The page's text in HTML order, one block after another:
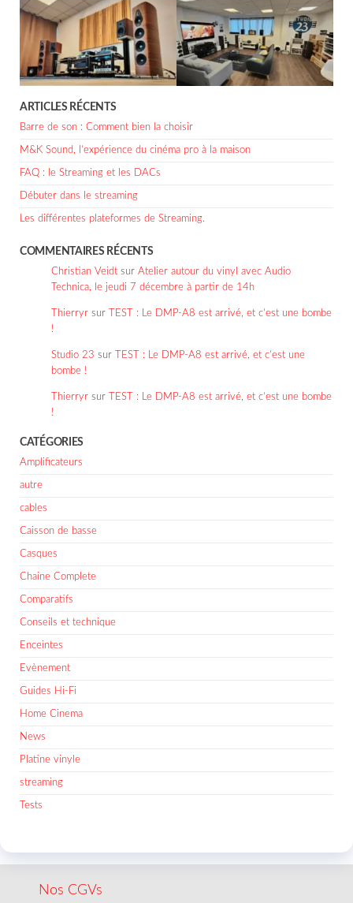
ARTICLES RÉCENTS
Barre de son : Comment bien la choisir
M&K Sound, l’expérience du cinéma pro à la maison
FAQ : le Streaming et les DACs
Débuter dans le streaming
Les différentes plateformes de Streaming.
COMMENTAIRES RÉCENTS
Christian Veidt sur Atelier autour du vinyl avec Audio
Technica, le jeudi 7 décembre à partir de 14h
Thierryr sur
TEST : Le DMP-A8 est arrivé, et c’est une bombe
!
Studio 23 sur
TEST : Le DMP-A8 est arrivé, et c’est une
bombe !
Thierryr sur
TEST : Le DMP-A8 est arrivé, et c’est une bombe
!
CATÉGORIES
Amplificateurs
autre
cables
Caisson de basse
Casques
Chaine Complete
Comparatifs
Conseils et technique
Enceintes
Evènement
Guides Hi-Fi
Home Cinema
News
Platine vinyle
streaming
Tests
Nos CGVs